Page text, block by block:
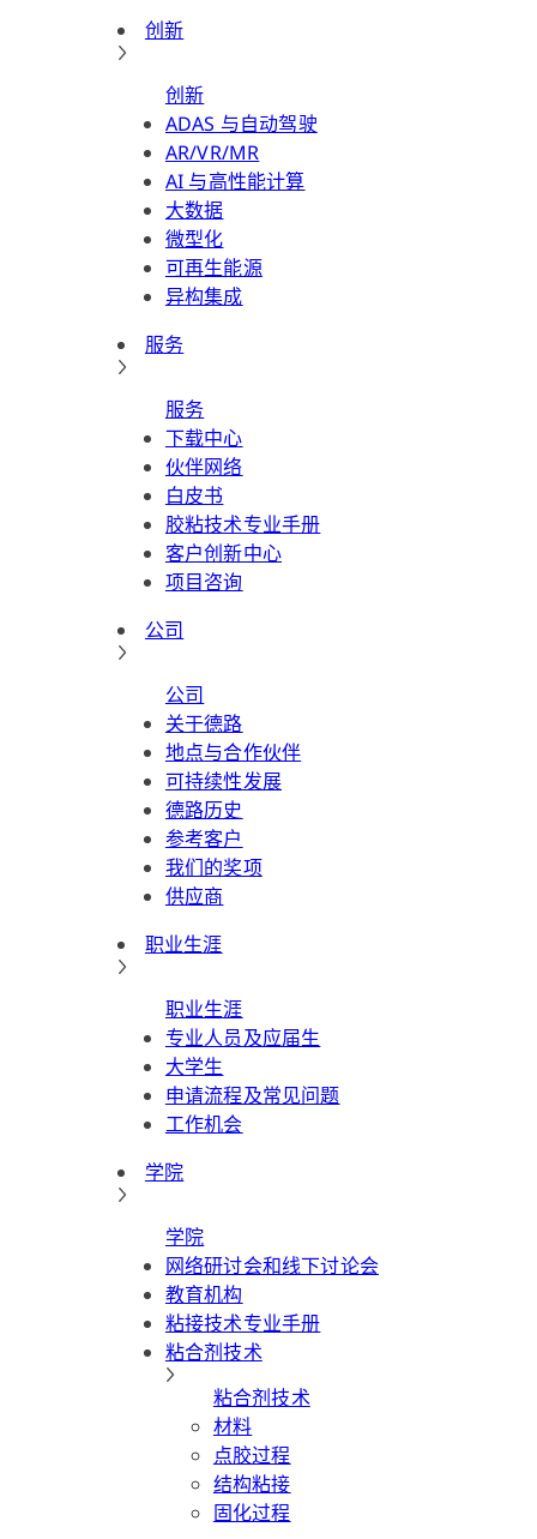
创新
创新
ADAS 与自动驾驶
AR/VR/MR
AI 与高性能计算
大数据
微型化
可再生能源
异构集成
服务
服务
下载中心
伙伴网络
白皮书
胶粘技术专业手册
客户创新中心
项目咨询
公司
公司
关于德路
地点与合作伙伴
可持续性发展
德路历史
参考客户
我们的奖项
供应商
职业生涯
职业生涯
专业人员及应届生
大学生
申请流程及常见问题
工作机会
学院
学院
网络研讨会和线下讨论会
教育机构
粘接技术专业手册
粘合剂技术
粘合剂技术
材料
点胶过程
结构粘接
固化过程